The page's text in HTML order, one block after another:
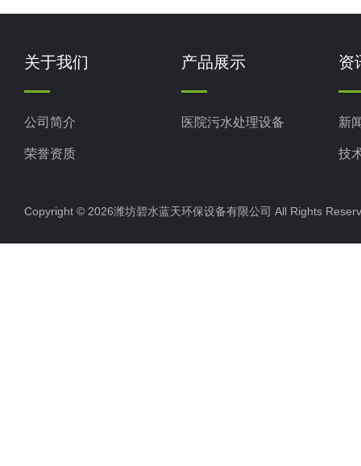
关于我们
公司简介
荣誉资质
产品展示
医院污水处理设备
资
新
技
Copyright © 2026潍坊碧水蓝天环保设备有限公司 All Rights